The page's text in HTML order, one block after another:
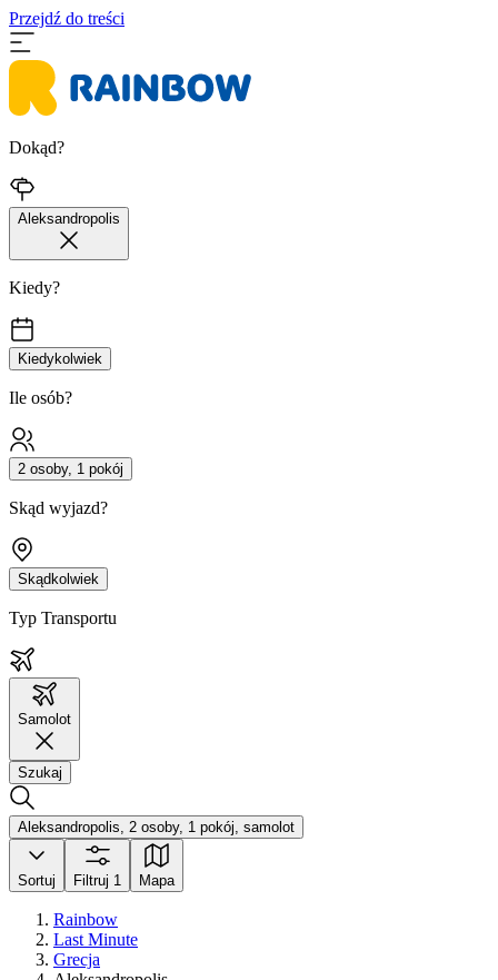
Przejdź do treści
Dokąd?
Aleksandropolis
Kiedy?
Kiedykolwiek
Ile osób?
2 osoby, 1 pokój
Skąd wyjazd?
Skądkolwiek
Typ Transportu
Samolot
Szukaj
Aleksandropolis, 2 osoby, 1 pokój, samolot
Sortuj Filtruj 1 Mapa
Rainbow
Last Minute
Grecja